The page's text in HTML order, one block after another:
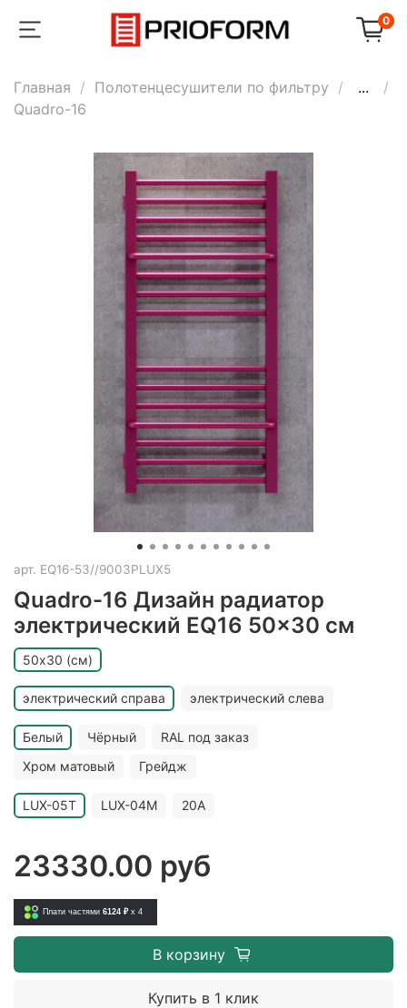
0
Главная Полотенцесушители по фильтру
...
Quadro-16
арт. EQ16-53//9003PLUX5
Quadro-16 Дизайн радиатор
электрический EQ16 50x30 см
50х30 (см)
электрический справа электрический слева
Белый Чёрный
RAL под заказ
Хром матовый
Грейдж
LUX-05T LUX-04M 20A
23330.00 руб
Плати частями 6124 ₽ x 4
В корзину
Купить в 1 клик